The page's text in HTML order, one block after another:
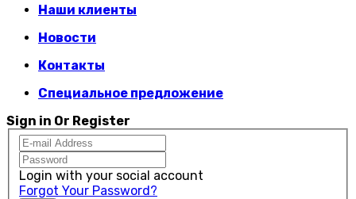
Наши клиенты
Новости
Контакты
Специальное предложение
Sign in Or Register
Login with your social account
Forgot Your Password?